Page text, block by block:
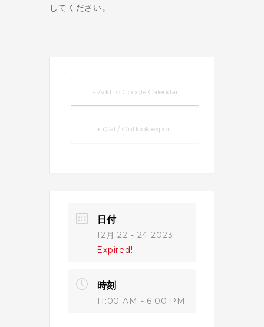
してください。
+ Add to Google Calendar
+ iCal / Outlook export
日付
12月 22 - 24 2023
Expired!
時刻
11:00 AM - 6:00 PM